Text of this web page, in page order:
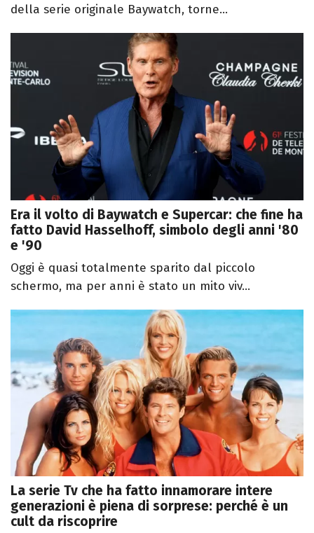
della serie originale Baywatch, torne...
Era il volto di Baywatch e Supercar: che fine ha
fatto David Hasselhoff, simbolo degli anni '80
e '90
Oggi è quasi totalmente sparito dal piccolo
schermo, ma per anni è stato un mito viv...
La serie Tv che ha fatto innamorare intere
generazioni è piena di sorprese: perché è un
cult da riscoprire